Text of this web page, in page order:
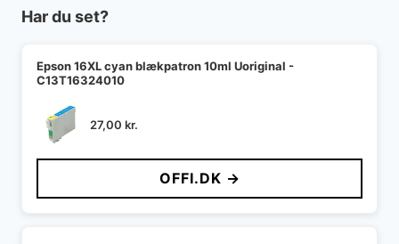
Har du set?
Epson 16XL cyan blækpatron 10ml Uoriginal -
C13T16324010
27,00 kr.
OFFI.DK →